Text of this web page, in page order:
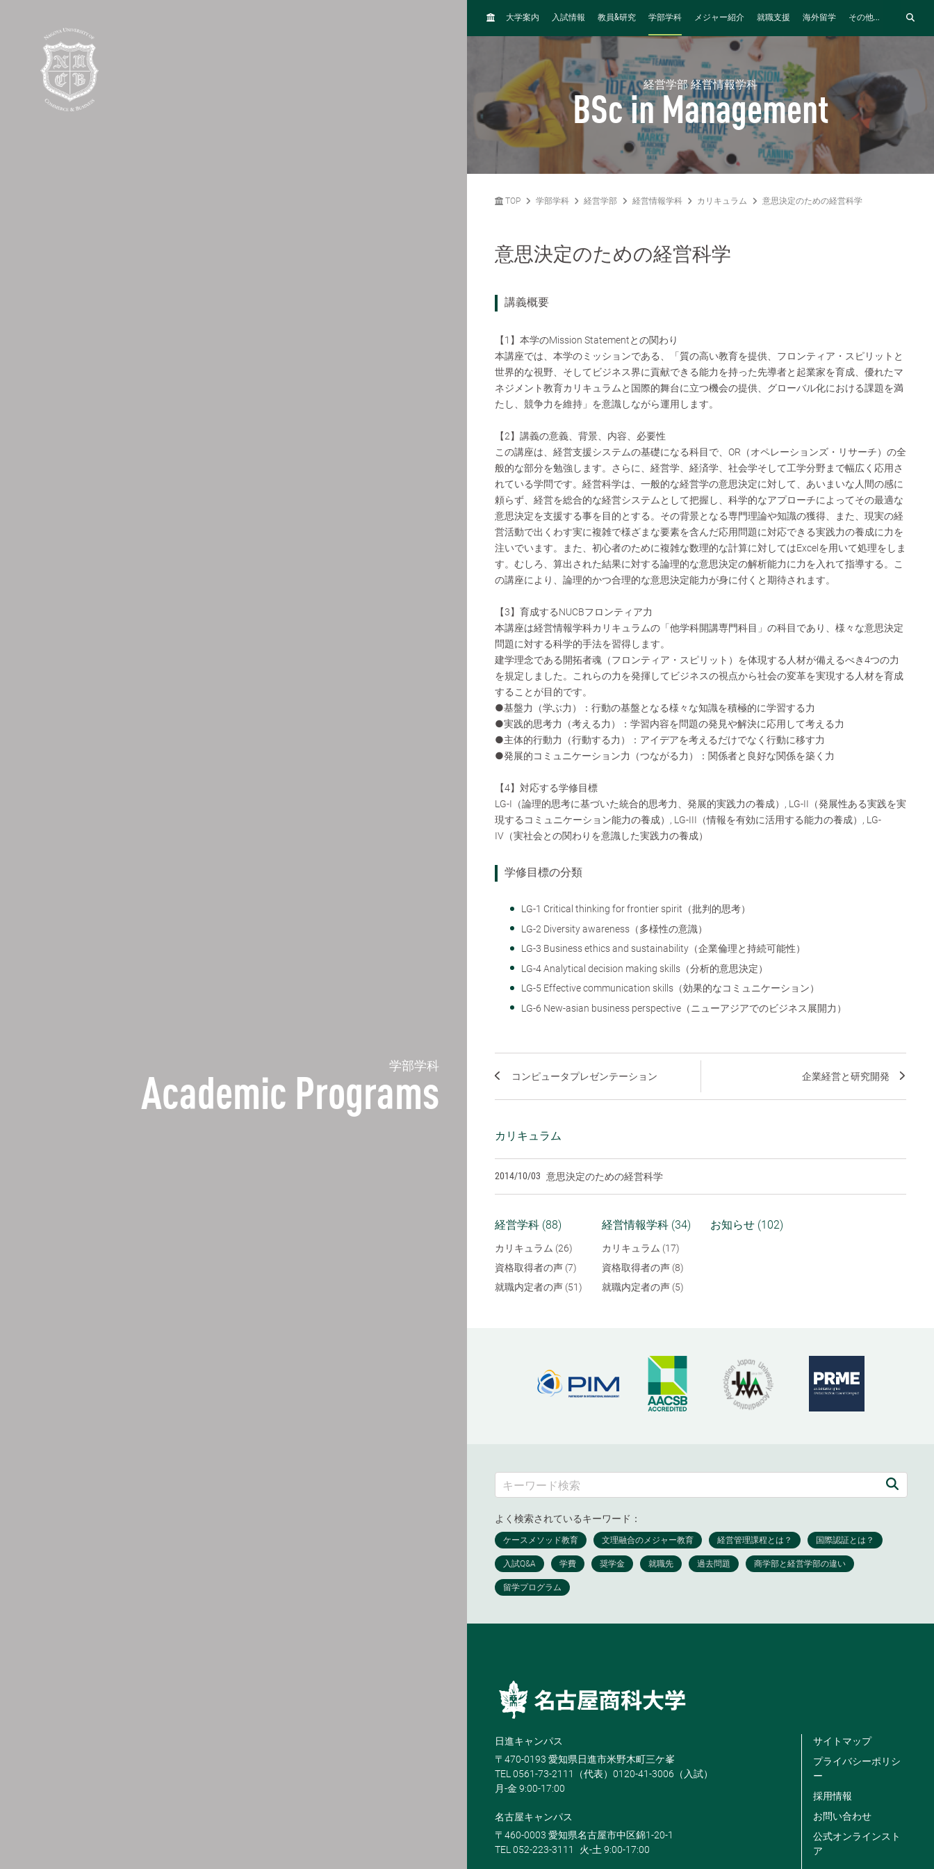
学部学科
Academic Programs
H
大学案内 入試情報 教員&研究 学部学科 メジャー紹介 就職支援 海外留学 その他...
経営学部 経営情報学科
BSc in Management
TOP 学部学科 経営学部 経営情報学科 カリキュラム 意思決定のための経営科学
意思決定のための経営科学
講義概要
【1】本学のMission Statementとの関わり
本講座では、本学のミッションである、「質の高い教育を提供、フロンティア・スピリットと
世界的な視野、そしてビジネス界に貢献できる能力を持った先導者と起業家を育成、優れたマ
ネジメント教育カリキュラムと国際的舞台に立つ機会の提供、グローバル化における課題を満
たし、競争力を維持」を意識しながら運用します。
【2】講義の意義、背景、内容、必要性
この講座は、経営支援システムの基礎になる科目で、OR（オペレーションズ・リサーチ）の全
般的な部分を勉強します。さらに、経営学、経済学、社会学そして工学分野まで幅広く応用さ
れている学問です。経営科学は、一般的な経営学の意思決定に対して、あいまいな人間の感に
頼らず、経営を総合的な経営システムとして把握し、科学的なアプローチによってその最適な
意思決定を支援する事を目的とする。その背景となる専門理論や知識の獲得、また、現実の経
営活動で出くわす実に複雑で様ざまな要素を含んだ応用問題に対応できる実践力の養成に力を
注いでいます。また、初心者のために複雑な数理的な計算に対してはExcelを用いて処理をしま
す。むしろ、算出された結果に対する論理的な意思決定の解析能力に力を入れて指導する。こ
の講座により、論理的かつ合理的な意思決定能力が身に付くと期待されます。
【3】育成するNUCBフロンティア力
本講座は経営情報学科カリキュラムの「他学科開講専門科目」の科目であり、様々な意思決定
問題に対する科学的手法を習得します。
建学理念である開拓者魂（フロンティア・スピリット）を体現する人材が備えるべき4つの力
を規定しました。これらの力を発揮してビジネスの視点から社会の変革を実現する人材を育成
することが目的です。
●基盤力（学ぶ力）：行動の基盤となる様々な知識を積極的に学習する力
●実践的思考力（考える力）：学習内容を問題の発見や解決に応用して考える力
●主体的行動力（行動する力）：アイデアを考えるだけでなく行動に移す力
●発展的コミュニケーション力（つながる力）：関係者と良好な関係を築く力
【4】対応する学修目標
LG-I（論理的思考に基づいた統合的思考力、発展的実践力の養成）, LG-II（発展性ある実践を実
現するコミュニケーション能力の養成）, LG-III（情報を有効に活用する能力の養成）, LG-
IV（実社会との関わりを意識した実践力の養成）
学修目標の分類
LG-1 Critical thinking for frontier spirit（批判的思考）
LG-2 Diversity awareness（多様性の意識）
LG-3 Business ethics and sustainability（企業倫理と持続可能性）
LG-4 Analytical decision making skills（分析的意思決定）
LG-5 Effective communication skills（効果的なコミュニケーション）
LG-6 New-asian business perspective（ニューアジアでのビジネス展開力）
コンピュータプレゼンテーション 企業経営と研究開発
カリキュラム
2014/10/03 意思決定のための経営科学
経営学科 (88)
カリキュラム (26)
資格取得者の声 (7)
就職内定者の声 (51)
経営情報学科 (34)
カリキュラム (17)
資格取得者の声 (8)
就職内定者の声 (5)
お知らせ (102)
よく検索されているキーワード：
日進キャンパス
〒470-0193 愛知県日進市米野木町三ケ峯
TEL 0561-73-2111（代表）0120-41-3006（入試）
月-金 9:00-17:00
名古屋キャンパス
〒460-0003 愛知県名古屋市中区錦1-20-1
TEL 052-223-3111
火-土 9:00-17:00
サイトマップ
プライバシーポリシ
ー
採用情報
お問い合わせ
公式オンラインスト
ア